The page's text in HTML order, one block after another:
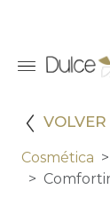
Cosmética